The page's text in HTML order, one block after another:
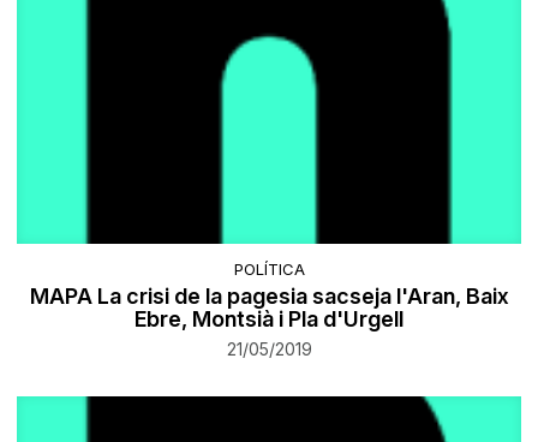
POLÍTICA
MAPA La crisi de la pagesia sacseja l'Aran, Baix
Ebre, Montsià i Pla d'Urgell
21/05/2019